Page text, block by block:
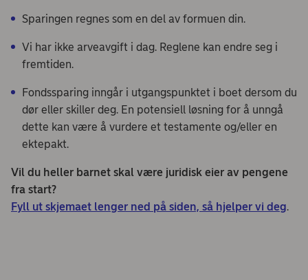
Sparingen regnes som en del av formuen din.
Vi har ikke arveavgift i dag. Reglene kan endre seg i
fremtiden.
Fondssparing inngår i utgangspunktet i boet dersom du
dør eller skiller deg. En potensiell løsning for å unngå
dette kan være å vurdere et testamente og/eller en
ektepakt.
Vil du heller barnet skal være juridisk eier av pengene
fra start?
Fyll ut skjemaet lenger ned på siden, så hjelper vi deg.